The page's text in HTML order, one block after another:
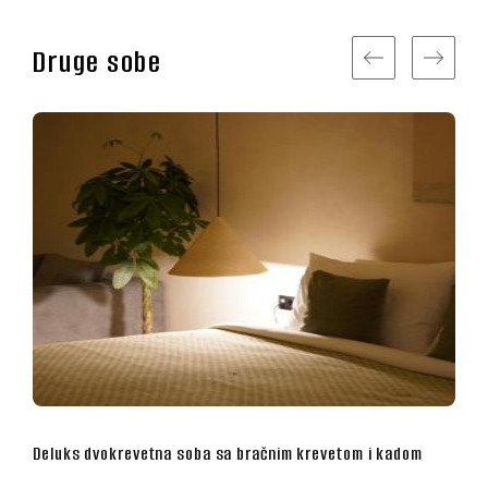
Druge sobe
i kadom
Superior dvokrevetna soba sa bračnim